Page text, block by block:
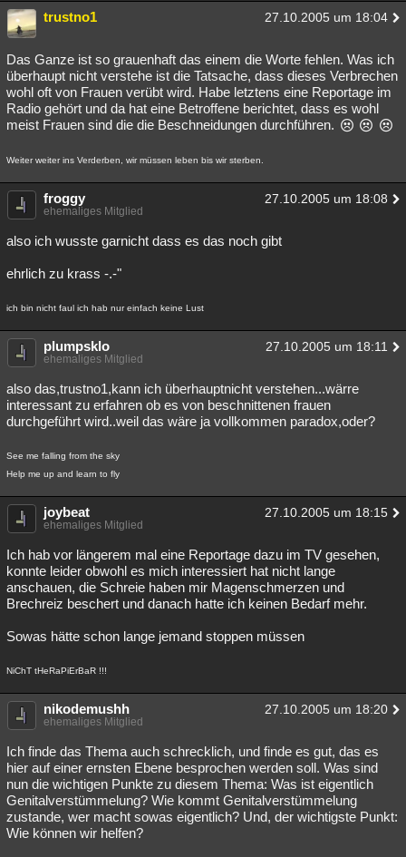
trustno1 27.10.2005 um 18:04
Das Ganze ist so grauenhaft das einem die Worte fehlen. Was ich
überhaupt nicht verstehe ist die Tatsache, dass dieses Verbrechen
wohl oft von Frauen verübt wird. Habe letztens eine Reportage im
Radio gehört und da hat eine Betroffene berichtet, dass es wohl
meist Frauen sind die die Beschneidungen durchführen.
Weiter weiter ins Verderben, wir müssen leben bis wir sterben.
froggy 27.10.2005 um 18:08
ehemaliges Mitglied
also ich wusste garnicht dass es das noch gibt
ehrlich zu krass -.-"
ich bin nicht faul ich hab nur einfach keine Lust
plumpsklo 27.10.2005 um 18:11
ehemaliges Mitglied
also das,trustno1,kann ich überhauptnicht verstehen...wärre
interessant zu erfahren ob es von beschnittenen frauen
durchgeführt wird..weil das wäre ja vollkommen paradox,oder?
See me falling from the sky
Help me up and learn to fly
joybeat 27.10.2005 um 18:15
ehemaliges Mitglied
Ich hab vor längerem mal eine Reportage dazu im TV gesehen,
konnte leider obwohl es mich interessiert hat nicht lange
anschauen, die Schreie haben mir Magenschmerzen und
Brechreiz beschert und danach hatte ich keinen Bedarf mehr.
Sowas hätte schon lange jemand stoppen müssen
NiChT tHeRaPiErBaR !!!
nikodemushh 27.10.2005 um 18:20
ehemaliges Mitglied
Ich finde das Thema auch schrecklich, und finde es gut, das es
hier auf einer ernsten Ebene besprochen werden soll. Was sind
nun die wichtigen Punkte zu diesem Thema: Was ist eigentlich
Genitalverstümmelung? Wie kommt Genitalverstümmelung
zustande, wer macht sowas eigentlich? Und, der wichtigste Punkt:
Wie können wir helfen?